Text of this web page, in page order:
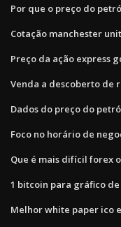
Por que o preço do
Cotação manchester
Preço da ação express
Venda a descoberto de
Dados do preço do
Foco no horário de
Que é mais difícil forex
1 bitcoin para gráfico
Melhor white paper ico